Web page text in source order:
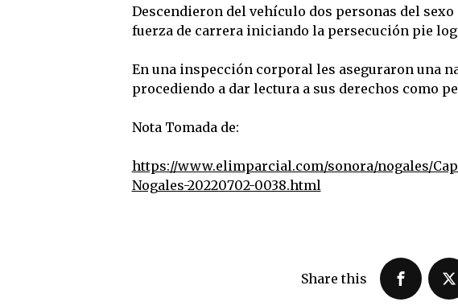
Descendieron del vehículo dos personas del
fuerza de carrera iniciando la persecución pie
En una inspección corporal les aseguraron una
procediendo a dar lectura a sus derechos como
Nota Tomada de:
https://www.elimparcial.com/sonora/nogales/
Nogales-20220702-0038.html
Share this